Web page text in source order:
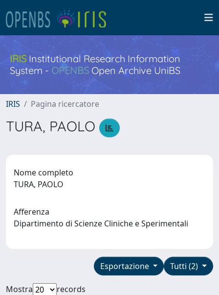
IRISInstitutional Research Information
System - OPENBS Open Archive UniBS
IRIS Pagina ricercatore
TURA, PAOLO
Nome completo
TURA, PAOLO
Afferenza
Dipartimento di Scienze Cliniche e Sperimentali
Tutti (2)
Esportazione
Mostra
records